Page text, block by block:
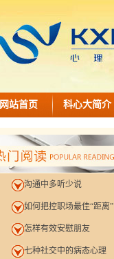
网站首页 科心大简介
沟通中多听少说
如何把控职场最佳“距离”
怎样有效安慰朋友
七种社交中的病态心理